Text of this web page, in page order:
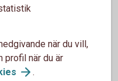
Glöm inte
dig med avtal som
ansvar och hur
när du vill,
profil när du är
.